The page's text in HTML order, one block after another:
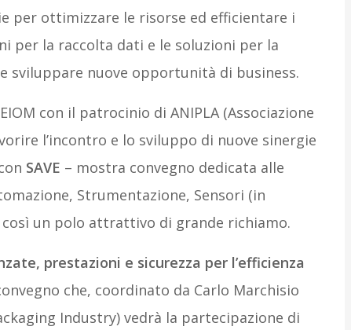
per ottimizzare le risorse ed efficientare i
per la raccolta dati e le soluzioni per la
sviluppare nuove opportunità di business.
con il patrocinio di ANIPLA (Associazione
l’incontro e lo sviluppo di nuove sinergie
SAVE – mostra convegno dedicata alle
Strumentazione, Sensori (in
un polo attrattivo di grande richiamo.
prestazioni e sicurezza per l’efficienza
che, coordinato da Carlo Marchisio
Industry) vedrà la partecipazione di